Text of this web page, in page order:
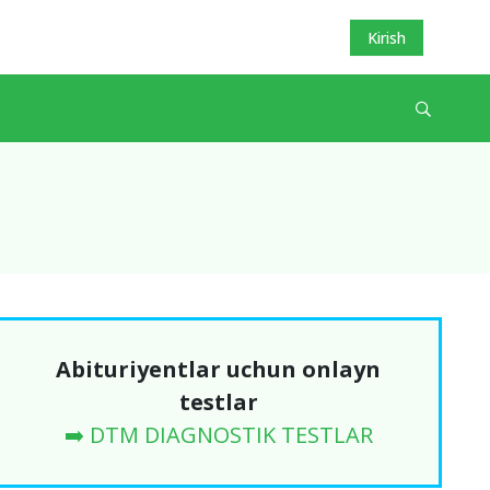
Kirish
Abituriyentlar uchun onlayn
testlar
➡️ DTM DIAGNOSTIK TESTLAR